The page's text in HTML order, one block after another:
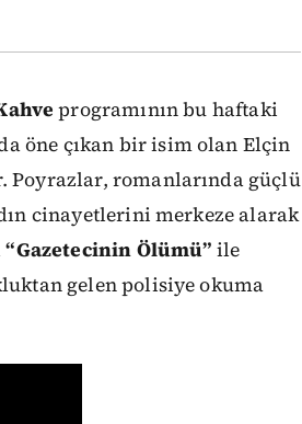
programının bu haftaki
öne çıkan bir isim olan Elçin
Poyrazlar, romanlarında güçlü
cinayetlerini merkeze alarak
“Gazetecinin Ölümü” ile
gelen polisiye okuma